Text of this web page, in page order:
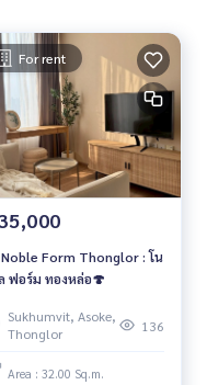
For rent
Noble Form Thonglor : โน
ฟอร์ม ทองหล่อ🍄
Sukhumvit, Asoke,
Thonglor
136
Area : 32.00 Sq.m.